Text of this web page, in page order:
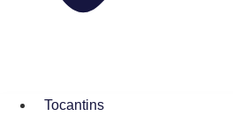
Tocantins